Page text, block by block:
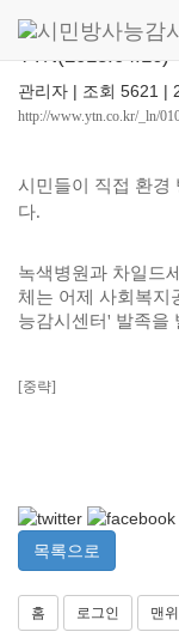
"시민들이 직접
YTN(2013.04.16)
관리자 | 조회 5621 |
http://www.ytn.co.kr/_ln/
시민들이 직접 환경
다.
녹색병원과 차일드
체는 어제 사회복지
능감시센터' 발족을
[중략]
목록으로
홈 로그인 맨